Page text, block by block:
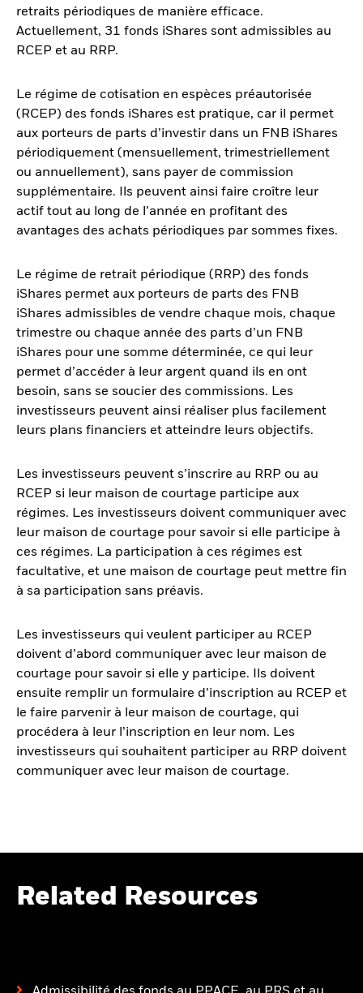
retraits périodiques de manière efficace.
Actuellement, 31 fonds iShares sont admissibles au
RCEP et au RRP.
Le régime de cotisation en espèces préautorisée
(RCEP) des fonds iShares est pratique, car il permet
aux porteurs de parts d’investir dans un FNB iShares
périodiquement (mensuellement, trimestriellement
ou annuellement), sans payer de commission
supplémentaire. Ils peuvent ainsi faire croître leur
actif tout au long de l’année en profitant des
avantages des achats périodiques par sommes fixes.
Le régime de retrait périodique (RRP) des fonds
iShares permet aux porteurs de parts des FNB
iShares admissibles de vendre chaque mois, chaque
trimestre ou chaque année des parts d’un FNB
iShares pour une somme déterminée, ce qui leur
permet d’accéder à leur argent quand ils en ont
besoin, sans se soucier des commissions. Les
investisseurs peuvent ainsi réaliser plus facilement
leurs plans financiers et atteindre leurs objectifs.
Les investisseurs peuvent s’inscrire au RRP ou au
RCEP si leur maison de courtage participe aux
régimes. Les investisseurs doivent communiquer avec
leur maison de courtage pour savoir si elle participe à
ces régimes. La participation à ces régimes est
facultative, et une maison de courtage peut mettre fin
à sa participation sans préavis.
Les investisseurs qui veulent participer au RCEP
doivent d’abord communiquer avec leur maison de
courtage pour savoir si elle y participe. Ils doivent
ensuite remplir un formulaire d’inscription au RCEP et
le faire parvenir à leur maison de courtage, qui
procédera à leur l’inscription en leur nom. Les
investisseurs qui souhaitent participer au RRP doivent
communiquer avec leur maison de courtage.
Related Resources